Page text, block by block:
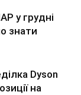
у грудні
знати
Dyson
на